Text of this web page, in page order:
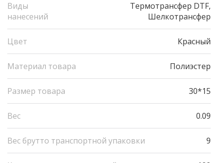
Виды
нанесений
Термотрансфер DTF,
Шелкотрансфер
Цвет Красный
Материал товара Полиэстер
Размер товара 30*15
Вес 0.09
Вес брутто транспортной упаковки 9